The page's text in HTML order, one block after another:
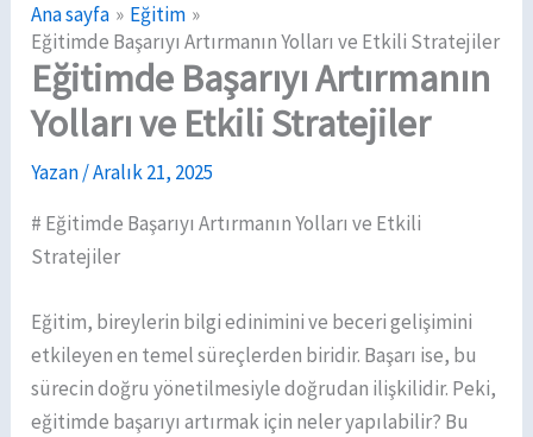
Ana sayfa
Eğitim
Eğitimde Başarıyı Artırmanın Yolları ve Etkili Stratejiler
Eğitimde Başarıyı Artırmanın
Yolları ve Etkili Stratejiler
Yazan/Aralık 21, 2025
# Eğitimde Başarıyı Artırmanın Yolları ve Etkili
Stratejiler
Eğitim, bireylerin bilgi edinimini ve beceri gelişimini
etkileyen en temel süreçlerden biridir. Başarı ise, bu
sürecin doğru yönetilmesiyle doğrudan ilişkilidir. Peki,
eğitimde başarıyı artırmak için neler yapılabilir? Bu